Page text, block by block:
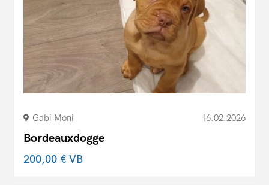
Gabi Moni 16.02.2026
Bordeauxdogge
200,00 €VB